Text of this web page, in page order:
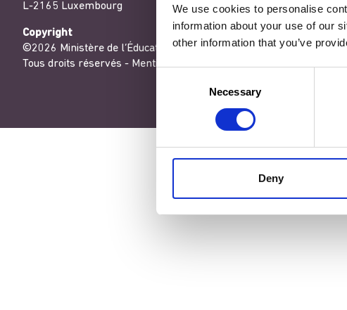
We use cookies to personalise
information about your use of our
other information that you’ve
Necessary
Deny
L-2165 Luxembourg
Copyright
©2026 Ministère de l’Éducation nationale, de l’Enfance et de la
Tous droits réservés - Mentions légales